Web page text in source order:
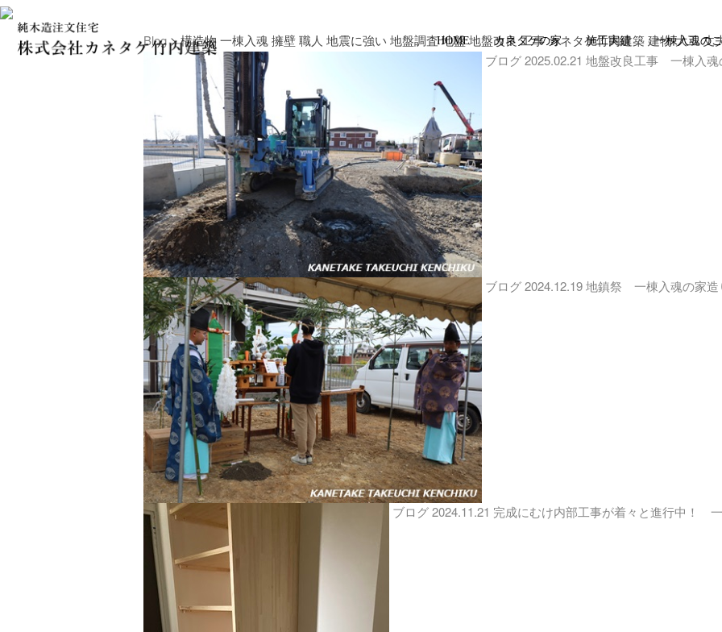
HOME カネタケの家 施工実績 一棟入魂の
Blog> 構造物 一棟入魂 擁壁 職人 地震に強い 地盤調査 地盤 地盤改良 工事 カネタケ竹内建築 建物 大工 丈
ブログ2025.02.21 地盤改良工事 一棟入
ブログ2024.12.19地鎮祭 一棟入魂の家
ブログ2024.11.21 完成にむけ内部工事が着々と進行中！